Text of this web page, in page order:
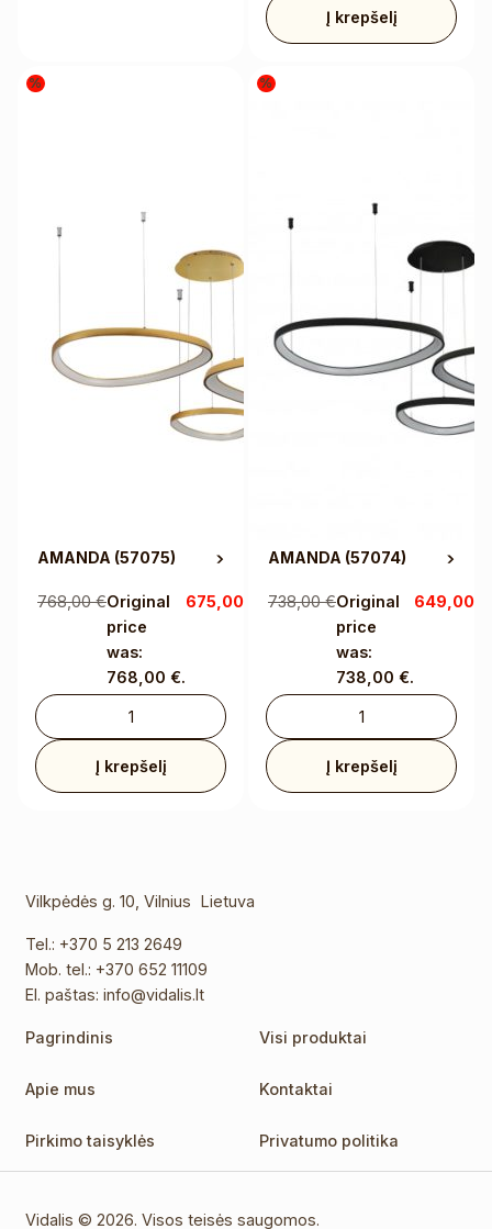
Į krepšelį
%
AMANDA (57075)
768,00€Original
price
was:
768,00 €.
675,00
Current
Į krepšelį
%
AMANDA (57074)
738,00€Original
price
was:
738,00 €.
649,00
Į krepšelį
Vilkpėdės g. 10, Vilnius Lietuva
Tel.: +370 5 213 2649
Mob. tel.: +370 652 11109
El. paštas:info@vidalis.lt
Pagrindinis Visi produktai
Apie mus Kontaktai
Pirkimo taisyklės Privatumo politika
Vidalis © 2026. Visos teisės saugomos.